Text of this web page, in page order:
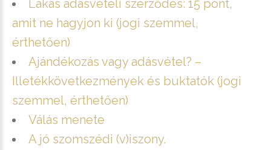
Lakás adásvételi szerződés: 15 pont,
amit ne hagyjon ki (jogi szemmel,
érthetően)
Ajándékozás vagy adásvétel? –
Illetékkövetkezmények és buktatók (jogi
szemmel, érthetően)
Válás menete
A jó szomszédi (v)iszony.